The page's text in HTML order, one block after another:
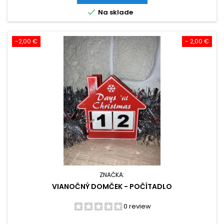
 Na sklade
- 2,00 €
-2,00 €
ZNAČKA:
VIANOČNÝ DOMČEK - POČÍTADLO
0 review